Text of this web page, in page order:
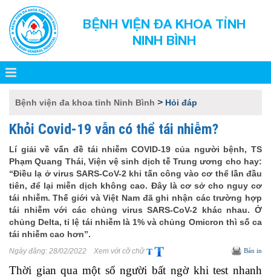
BỆNH VIỆN ĐA KHOA TỈNH
NINH BÌNH
Bệnh viện đa khoa tỉnh Ninh Bình > Hỏi đáp
Khỏi Covid-19 vẫn có thể tái nhiễm?
Lí giải về vấn đề tái nhiễm COVID-19 của người bệnh, TS
Phạm Quang Thái, Viện vệ sinh dịch tễ Trung ương cho hay:
“Điều lạ ở virus SARS-CoV-2 khi tấn công vào cơ thể lần đầu
tiên, để lại miễn dịch không cao. Đây là cơ sở cho nguy cơ
tái nhiễm. Thế giới và Việt Nam đã ghi nhận các trường hợp
tái nhiễm với các chủng virus SARS-CoV-2 khác nhau. Ở
chủng Delta, tỉ lệ tái nhiễm là 1% và chủng Omicron thì số ca
tái nhiễm cao hơn”.
Ngày đăng: 28/02/2022 Xem với cỡ chữ Bản in
Thời gian qua một số người bất ngờ khi test nhanh